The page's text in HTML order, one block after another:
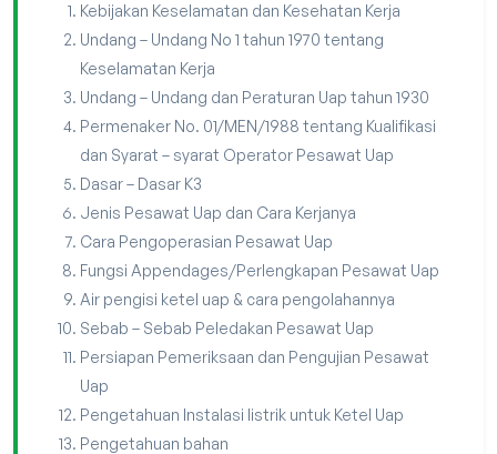
Kebijakan Keselamatan dan Kesehatan Kerja
Undang – Undang No 1 tahun 1970 tentang
Keselamatan Kerja
Undang – Undang dan Peraturan Uap tahun 1930
Permenaker No. 01/MEN/1988 tentang Kualifikasi
dan Syarat – syarat Operator Pesawat Uap
Dasar – Dasar K3
Jenis Pesawat Uap dan Cara Kerjanya
Cara Pengoperasian Pesawat Uap
Fungsi Appendages/Perlengkapan Pesawat Uap
Air pengisi ketel uap & cara pengolahannya
Sebab – Sebab Peledakan Pesawat Uap
Persiapan Pemeriksaan dan Pengujian Pesawat
Uap
Pengetahuan Instalasi listrik untuk Ketel Uap
Pengetahuan bahan